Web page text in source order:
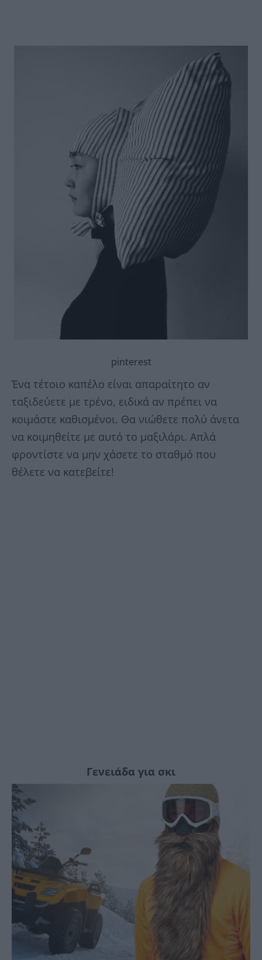
pinterest
Ένα τέτοιο καπέλο είναι απαραίτητο αν
ταξιδεύετε με τρένο, ειδικά αν πρέπει να
κοιμάστε καθισμένοι. Θα νιώθετε πολύ άνετα
να κοιμηθείτε με αυτό το μαξιλάρι. Απλά
φροντίστε να μην χάσετε το σταθμό που
θέλετε να κατεβείτε!
Γενειάδα για σκι